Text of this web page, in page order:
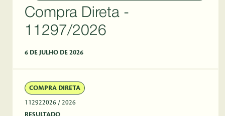
Compra Direta -
11297/2026
6 DE JULHO DE 2026
COMPRA DIRETA
112922026 / 2026
RESULTADO